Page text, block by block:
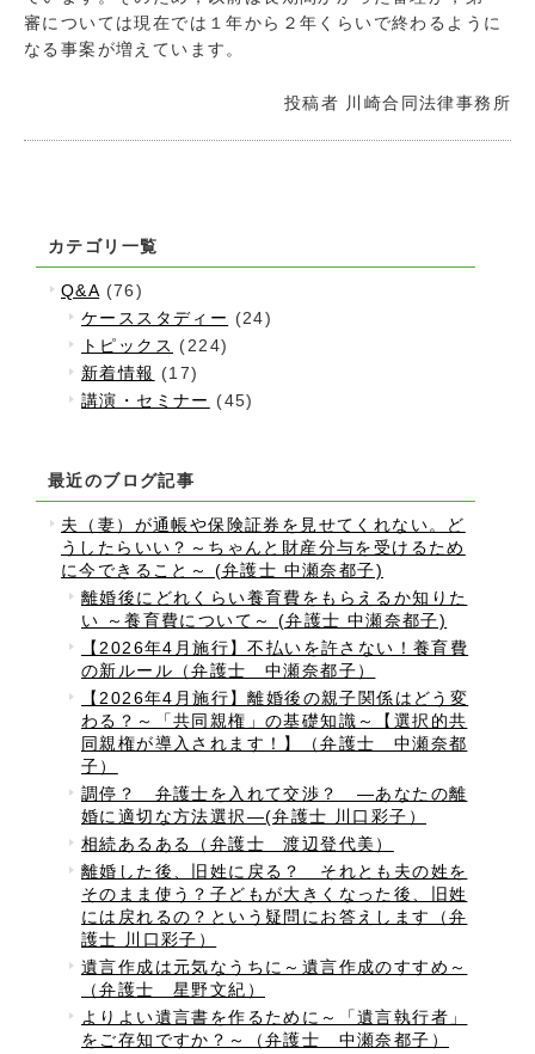
審については現在では１年から２年くらいで終わるように
なる事案が増えています。
投稿者 川崎合同法律事務所
カテゴリ一覧
Q&A (76)
ケーススタディー (24)
トピックス (224)
新着情報 (17)
講演・セミナー (45)
最近のブログ記事
夫（妻）が通帳や保険証券を見せてくれない。ど
うしたらいい？～ちゃんと財産分与を受けるため
に今できること～ (弁護士 中瀬奈都子)
離婚後にどれくらい養育費をもらえるか知りた
い ～養育費について～ (弁護士 中瀬奈都子)
【2026年4月施行】不払いを許さない！養育費
の新ルール（弁護士 中瀬奈都子）
【2026年4月施行】離婚後の親子関係はどう変
わる？～「共同親権」の基礎知識～【選択的共
同親権が導入されます！】（弁護士 中瀬奈都
子）
調停？ 弁護士を入れて交渉？ ―あなたの離
婚に適切な方法選択―(弁護士 川口彩子）
相続あるある（弁護士 渡辺登代美）
離婚した後、旧姓に戻る？ それとも夫の姓を
そのまま使う？子どもが大きくなった後、旧姓
には戻れるの？という疑問にお答えします（弁
護士 川口彩子）
遺言作成は元気なうちに～遺言作成のすすめ～
（弁護士 星野文紀）
よりよい遺言書を作るために～「遺言執行者」
をご存知ですか？～（弁護士 中瀬奈都子）